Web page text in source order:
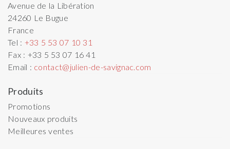
Avenue de la Libération
24260 Le Bugue
France
Tel : +33 5 53 07 10 31
Fax : +33 5 53 07 16 41
Email : contact@julien-de-savignac.com
Produits
Promotions
Nouveaux produits
Meilleures ventes